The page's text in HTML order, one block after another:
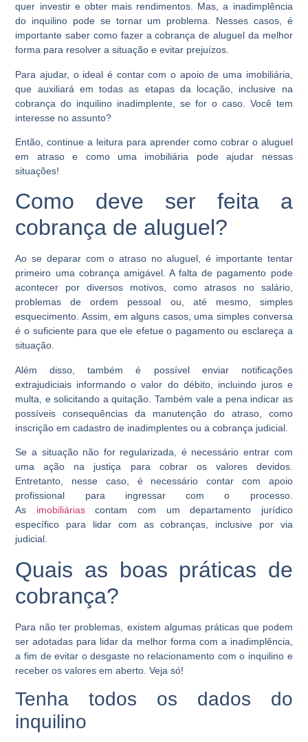
quer investir e obter mais rendimentos. Mas, a inadimplência
do inquilino pode se tornar um problema. Nesses casos, é
importante saber como fazer acobrança de aluguel da melhor
forma para resolver a situação e evitar prejuízos.
Para ajudar, o ideal é contar com o apoio de uma imobiliária,
que auxiliará em todas as etapas da locação, inclusive na
cobrança do inquilino inadimplente, se for o caso. Você tem
interesse no assunto?
Então, continue a leitura para aprender como cobrar o aluguel
em atraso e como uma imobiliária pode ajudar nessas
situações!
Como deve ser feita a
cobrança de aluguel?
Ao se deparar com o atraso no aluguel, é importante tentar
primeiro uma cobrança amigável. A falta de pagamento pode
acontecer por diversos motivos, como atrasos no salário,
problemas de ordem pessoal ou, até mesmo, simples
esquecimento. Assim, em alguns casos, uma simples conversa
é o suficiente para que ele efetue o pagamento ou esclareça a
situação.
Além disso, também é possível enviar notificações
extrajudiciais informando o valor do débito, incluindo juros e
multa, e solicitando a quitação. Também vale a pena indicar as
possíveis consequências da manutenção do atraso, como
inscrição em cadastro de inadimplentes ou a cobrança judicial.
Se a situação não for regularizada, é necessário entrar com
uma ação na justiça para cobrar os valores devidos.
Entretanto, nesse caso, é necessário contar com apoio
profissional para ingressar com o processo.
As imobiliáriascontam com um departamento jurídico
específico para lidar com as cobranças, inclusive por via
judicial.
Quais as boas práticas de
cobrança?
Para não ter problemas, existem algumas práticas que podem
ser adotadas para lidar da melhor forma com a inadimplência,
a fim de evitar o desgaste no relacionamento com o inquilino e
receber os valores em aberto. Veja só!
Tenha todos os dados do
inquilino